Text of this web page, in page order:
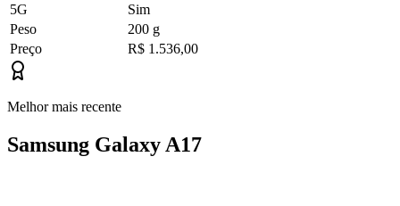
5G
Sim
Peso
200 g
Preço
R$ 1.536,00
Melhor mais recente
Samsung Galaxy A17